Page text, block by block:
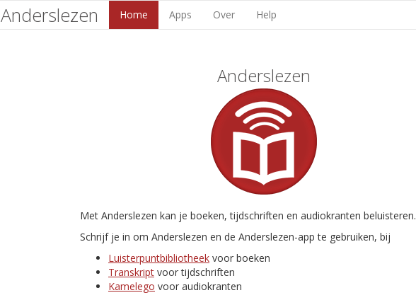
Anderslezen Home Apps Over Help
Anderslezen
Met Anderslezen kan je boeken, tijdschriften en audiokranten beluisteren.
Schrijf je in om Anderslezen en de Anderslezen-app te gebruiken, bij
Luisterpuntbibliotheek voor boeken
Transkript voor tijdschriften
Kamelego voor audiokranten